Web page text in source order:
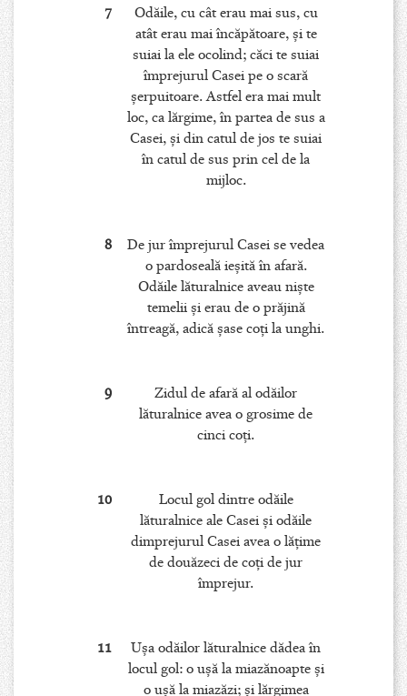
7
Odăile, cu cât erau mai sus, cu
atât erau mai încăpătoare, şi te
suiai la ele ocolind; căci te suiai
împrejurul Casei pe o scară
şerpuitoare. Astfel era mai mult
loc, ca lărgime, în partea de sus a
Casei, şi din catul de jos te suiai
în catul de sus prin cel de la
mijloc.
8
De jur împrejurul Casei se vedea
o pardoseală ieşită în afară.
Odăile lăturalnice aveau nişte
temelii şi erau de o prăjină
întreagă, adică şase coţi la unghi.
9
Zidul de afară al odăilor
lăturalnice avea o grosime de
cinci coţi.
10
Locul gol dintre odăile
lăturalnice ale Casei şi odăile
dimprejurul Casei avea o lăţime
de douăzeci de coţi de jur
împrejur.
11
Uşa odăilor lăturalnice dădea în
locul gol: o uşă la miazănoapte şi
o uşă la miazăzi; şi lărgimea